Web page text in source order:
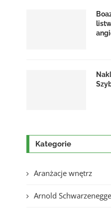
Kategorie
Aranżacje wnętrz
Arnold